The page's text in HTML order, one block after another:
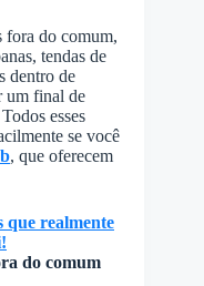
fora do comum,
tendas de
dentro de
um final de
esses
se você
, que oferecem
que realmente
do comum